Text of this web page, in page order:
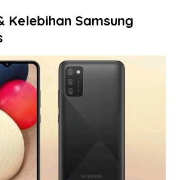
Kelebihan Samsung